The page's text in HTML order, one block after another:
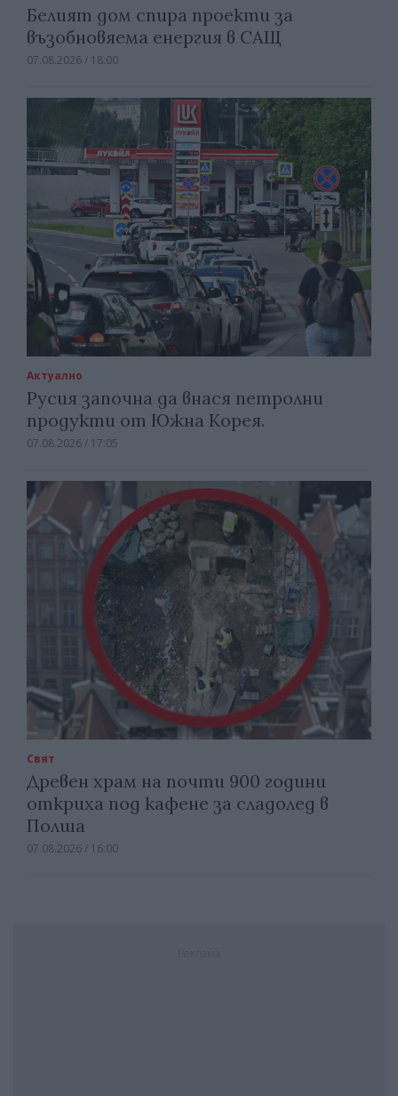
Белият дом спира проекти за
възобновяема енергия в САЩ
07.08.2026 / 18:00
Актуално
Русия започна да внася петролни
продукти от Южна Корея.
07.08.2026 / 17:05
Свят
Древен храм на почти 900 години
откриха под кафене за сладолед в
Полша
07.08.2026 / 16:00